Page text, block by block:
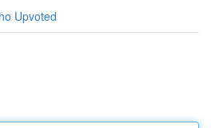
Upvoted